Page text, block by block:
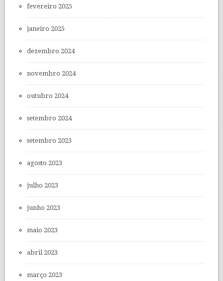
fevereiro 2025
janeiro 2025
dezembro 2024
novembro 2024
outubro 2024
setembro 2024
setembro 2023
agosto 2023
julho 2023
junho 2023
maio 2023
abril 2023
março 2023